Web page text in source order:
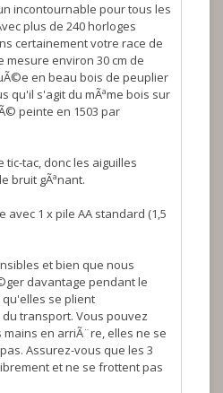
incontournable pour tous les
plus de 240 horloges
certainement votre race de
mesure environ 30 cm de
en beau bois de peuplier
qu'il s'agit du mÃªme bois sur
peinte en 1503 par
tic-tac, donc les aiguilles
bruit gÃªnant.
avec 1 x pile AA standard (1,5
et bien que nous
davantage pendant le
se plient
transport. Vous pouvez
en arriÃ¨re, elles ne se
Assurez-vous que les 3
et ne se frottent pas